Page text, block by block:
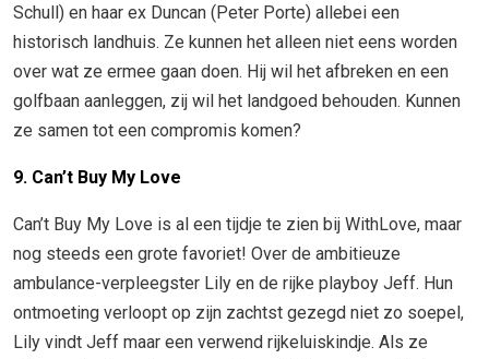
Schull) en haar ex Duncan (Peter Porte) allebei een
historisch landhuis. Ze kunnen het alleen niet eens worden
over wat ze ermee gaan doen. Hij wil het afbreken en een
golfbaan aanleggen, zij wil het landgoed behouden. Kunnen
ze samen tot een compromis komen?
9. Can’t Buy My Love
Can’t Buy My Love is al een tijdje te zien bij WithLove, maar
nog steeds een grote favoriet! Over de ambitieuze
ambulance-verpleegster Lily en de rijke playboy Jeff. Hun
ontmoeting verloopt op zijn zachtst gezegd niet zo soepel,
Lily vindt Jeff maar een verwend rijkeluiskindje. Als ze